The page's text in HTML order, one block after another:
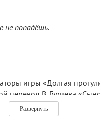
не попадёшь.
игры «Долгая
В. Гуриева
гербовой пишем на
Развернуть